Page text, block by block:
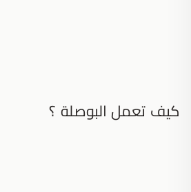
كيف تعمل البوصلة ؟